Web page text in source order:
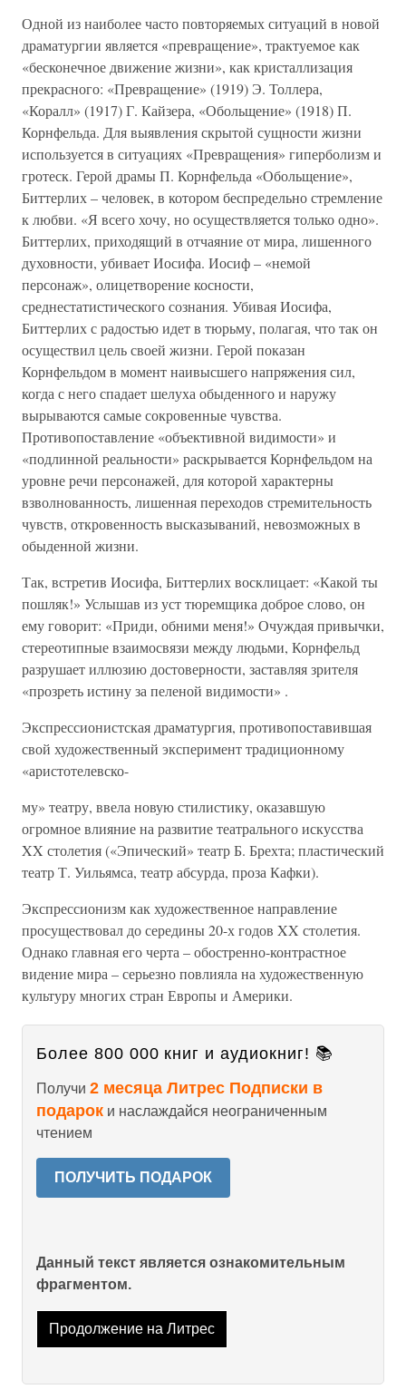
Одной из наиболее часто повторяемых ситуаций в новой
драматургии является «превращение», трактуемое как
«бесконечное движение жизни», как кристаллизация
прекрасного: «Превращение» (1919) Э. Толлера,
«Коралл» (1917) Г. Кайзера, «Обольщение» (1918) П.
Корнфельда. Для выявления скрытой сущности жизни
используется в ситуациях «Превращения» гиперболизм и
гротеск. Герой драмы П. Корнфельда «Обольщение»,
Биттерлих – человек, в котором беспредельно стремление
к любви. «Я всего хочу, но осуществляется только одно».
Биттерлих, приходящий в отчаяние от мира, лишенного
духовности, убивает Иосифа. Иосиф – «немой
персонаж», олицетворение косности,
среднестатистического сознания. Убивая Иосифа,
Биттерлих с радостью идет в тюрьму, полагая, что так он
осуществил цель своей жизни. Герой показан
Корнфельдом в момент наивысшего напряжения сил,
когда с него спадает шелуха обыденного и наружу
вырываются самые сокровенные чувства.
Противопоставление «объективной видимости» и
«подлинной реальности» раскрывается Корнфельдом на
уровне речи персонажей, для которой характерны
взволнованность, лишенная переходов стремительность
чувств, откровенность высказываний, невозможных в
обыденной жизни.
Так, встретив Иосифа, Биттерлих восклицает: «Какой ты
пошляк!» Услышав из уст тюремщика доброе слово, он
ему говорит: «Приди, обними меня!» Очуждая привычки,
стереотипные взаимосвязи между людьми, Корнфельд
разрушает иллюзию достоверности, заставляя зрителя
«прозреть истину за пеленой видимости» .
Экспрессионистская драматургия, противопоставившая
свой художественный эксперимент традиционному
«аристотелевско-
му» театру, ввела новую стилистику, оказавшую
огромное влияние на развитие театрального искусства
XX столетия («Эпический» театр Б. Брехта; пластический
театр Т. Уильямса, театр абсурда, проза Кафки).
Экспрессионизм как художественное направление
просуществовал до середины 20-х годов XX столетия.
Однако главная его черта – обостренно-контрастное
видение мира – серьезно повлияла на художественную
культуру многих стран Европы и Америки.
Более 800 000 книг и аудиокниг! 📚
Получи 2 месяца Литрес Подписки в
подарок и наслаждайся неограниченным
чтением
ПОЛУЧИТЬ ПОДАРОК
Данный текст является ознакомительным
фрагментом.
Продолжение на Литрес